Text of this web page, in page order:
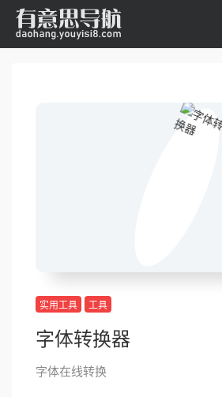
实用工具 工具
字体转换器
字体在线转换